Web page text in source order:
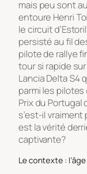
mais peu sont
entoure Henri
le circuit
persisté au fil
pilote de rallye
tour si rapide
Lancia Delta S4
parmi les pilotes
Prix du Portugal
s’est-il
est la vérité
captivante?
Le contexte :